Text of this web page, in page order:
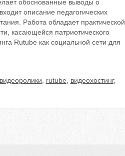
обоснованные выводы о
описание педагогических
Работа обладает практической
касающейся патриотического
Rutube как социальной сети для
видеоролики rutube видеохостинг,